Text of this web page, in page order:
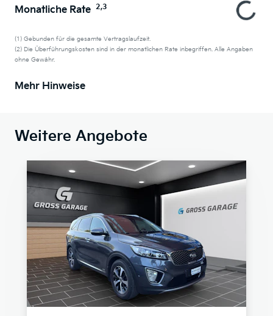
Monatliche Rate 2,3
(1) Gebunden für die gesamte Vertragslaufzeit.
(2) Die Überführungskosten sind in der monatlichen Rate inbegriffen. Alle Angaben
ohne Gewähr.
Mehr Hinweise
Weitere Angebote